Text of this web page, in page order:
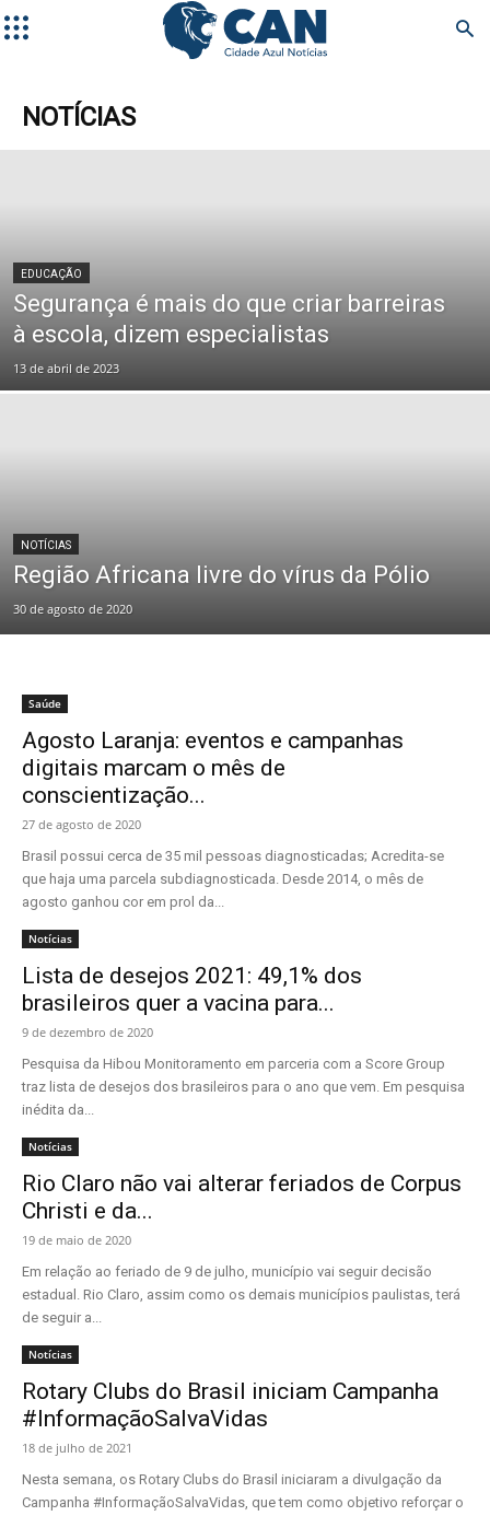
NOTÍCIAS
EDUCAÇÃO
Segurança é mais do que criar barreiras
à escola, dizem especialistas
13 de abril de 2023
NOTÍCIAS
Região Africana livre do vírus da Pólio
30 de agosto de 2020
Saúde
Agosto Laranja: eventos e campanhas
digitais marcam o mês de
conscientização...
27 de agosto de 2020
Brasil possui cerca de 35 mil pessoas diagnosticadas; Acredita-se
que haja uma parcela subdiagnosticada. Desde 2014, o mês de
agosto ganhou cor em prol da...
Notícias
Lista de desejos 2021: 49,1% dos
brasileiros quer a vacina para...
9 de dezembro de 2020
Pesquisa da Hibou Monitoramento em parceria com a Score Group
traz lista de desejos dos brasileiros para o ano que vem. Em pesquisa
inédita da...
Notícias
Rio Claro não vai alterar feriados de Corpus
Christi e da...
19 de maio de 2020
Em relação ao feriado de 9 de julho, município vai seguir decisão
estadual. Rio Claro, assim como os demais municípios paulistas, terá
de seguir a...
Notícias
Rotary Clubs do Brasil iniciam Campanha
#InformaçãoSalvaVidas
18 de julho de 2021
Nesta semana, os Rotary Clubs do Brasil iniciaram a divulgação da
Campanha #InformaçãoSalvaVidas, que tem como objetivo reforçar o